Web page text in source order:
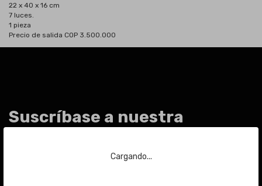
Cargando...
22 x 40 x 16 cm
7 luces.
1 pieza
Precio de salida COP 3.500.000
Suscríbase a nuestra